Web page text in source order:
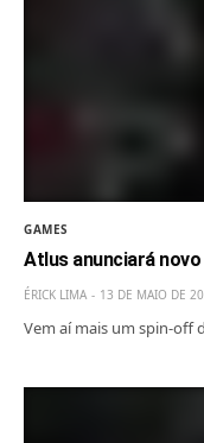
GAMES
Atlus anunciará
ÉRICK LIMA 13 DE MAIO DE
Vem aí mais um spin-off